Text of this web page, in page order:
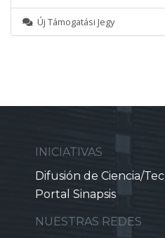
Új Támogatási Jegy
INICIATIVAS
Difusión de Ciencia/Tec
Portal Sinapsis
NUESTRAS REDES